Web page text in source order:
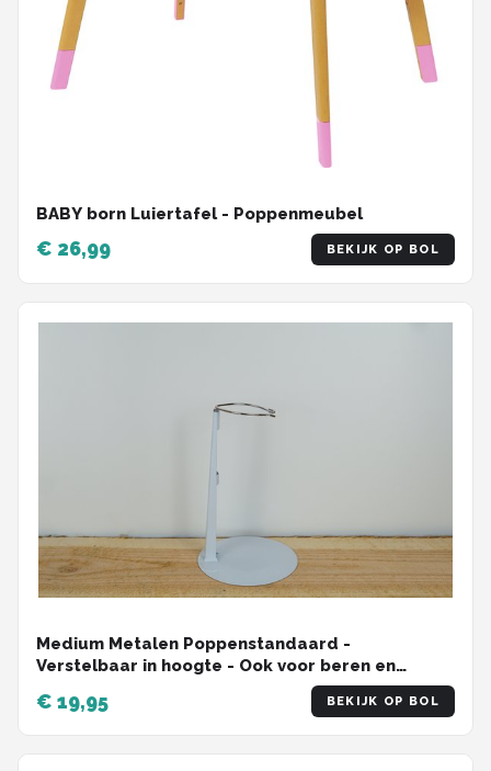
BABY born Luiertafel - Poppenmeubel
€ 26,99 BEKIJK OP BOL
Medium Metalen Poppenstandaard -
Verstelbaar in hoogte - Ook voor beren en
€ 19,95 BEKIJK OP BOL